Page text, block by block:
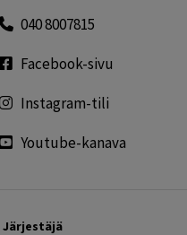
040 8007815
Facebook-sivu
Instagram-tili
Youtube-kanava
Järjestäjä